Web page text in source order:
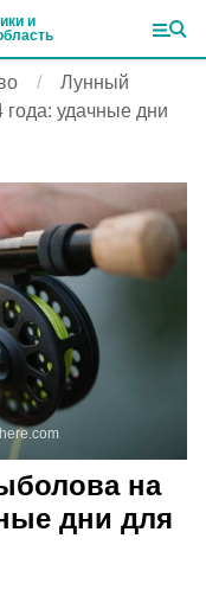
и
Лунный
удачные дни
на
дни для